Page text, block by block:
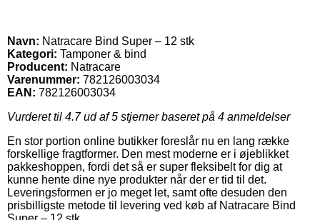
Navn: Natracare Bind Super – 12 stk
Kategori: Tamponer & bind
Producent: Natracare
Varenummer: 782126003034
EAN: 782126003034
Vurderet til 4.7ud af 5 stjerner baseret på 4 anmeldelser
En stor portion online butikker foreslår nu en lang række
forskellige fragtformer. Den mest moderne er i øjeblikket
pakkeshoppen, fordi det så er super fleksibelt for dig at
kunne hente dine nye produkter når der er tid til det.
Leveringsformen er jo meget let, samt ofte desuden den
prisbilligste metode til levering ved køb af Natracare Bind